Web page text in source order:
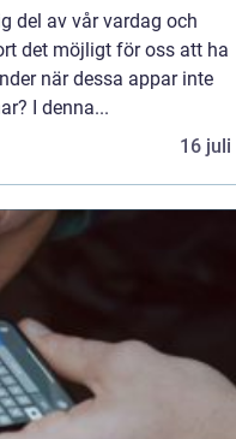
del av vår vardag och
det möjligt för oss att ha
när dessa appar inte
I denna...
16 juli